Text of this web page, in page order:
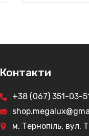
Контакти
+38 (067) 351-03-
м. Тернопіль, вул.